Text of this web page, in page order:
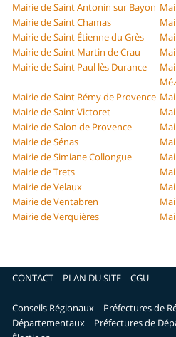
Mairie de Saint Antonin sur Bayon
Mairie de Saint Chamas
Mairie de Saint Étienne du Grès
Mairie de Saint Martin de Crau
Mairie de Saint Paul lès Durance
Mairie de Saint Rémy de Provence
Mairie de Saint Victoret
Mairie de Salon de Provence
Mairie de Sénas
Mairie de Simiane Collongue
Mairie de Trets
Mairie de Velaux
Mairie de Ventabren
Mairie de Verquières
CONTACT PLAN DU SITE CGU
Conseils Régionaux Préfectures de
Départementaux
Préfectures de